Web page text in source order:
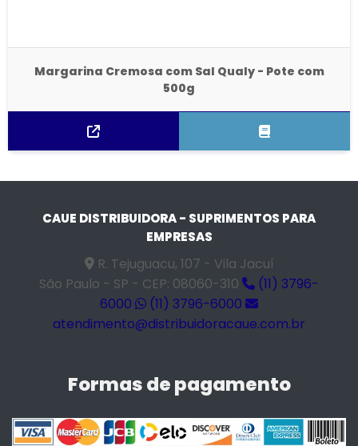
Margarina Cremosa com Sal Qualy - Pote com
500g
CAUE DISTRIBUIDORA - SUPRIMENTOS PARA
EMPRESAS
R. Tejuguacu, 107 - Vila Jacuí
São Paulo - SP - CEP: 08060-310
(11) 3796-
6000
(11) 3796-6000
atendimento@distribuidoracaue.com.br
Formas de pagamento